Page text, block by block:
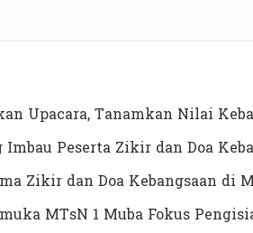
Upacara, Tanamkan Nilai
Peserta Zikir dan Doa
Zikir dan Doa Kebangsaan di
MTsN 1 Muba Fokus